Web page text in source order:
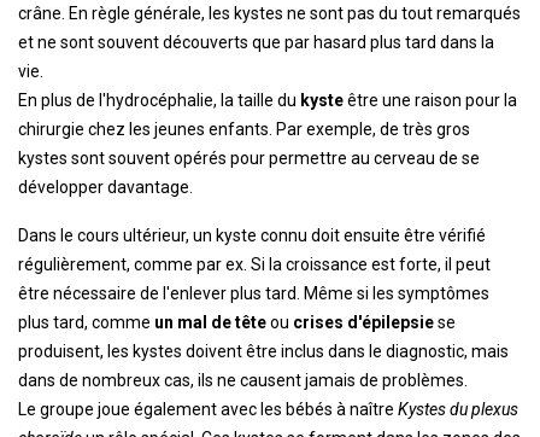
crâne. En règle générale, les kystes ne sont pas du tout remarqués
et ne sont souvent découverts que par hasard plus tard dans la
vie.
En plus de l'hydrocéphalie, la taille du kysteêtre une raison pour la
chirurgie chez les jeunes enfants. Par exemple, de très gros
kystes sont souvent opérés pour permettre au cerveau de se
développer davantage.
Dans le cours ultérieur, un kyste connu doit ensuite être vérifié
régulièrement, comme par ex. Si la croissance est forte, il peut
être nécessaire de l'enlever plus tard. Même si les symptômes
plus tard, comme un mal de têteou crises d'épilepsiese
produisent, les kystes doivent être inclus dans le diagnostic, mais
dans de nombreux cas, ils ne causent jamais de problèmes.
Le groupe joue également avec les bébés à naître Kystes du plexus